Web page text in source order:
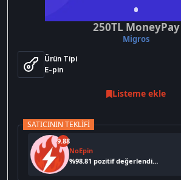
250TL MoneyPay
Migros
Ürün Tipi
E-pin
Listeme ekle
SATICININ TEKLIFI
9.88
NoEpin
%98.81 pozitif değerlendirme